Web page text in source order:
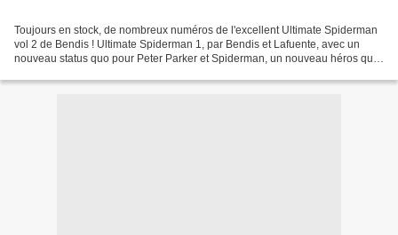
Toujours en stock, de nombreux numéros de l'excellent Ultimate Spiderman
vol 2 de Bendis ! Ultimate Spiderman 1, par Bendis et Lafuente, avec un
nouveau status quo pour Peter Parker et Spiderman, un nouveau héros qui